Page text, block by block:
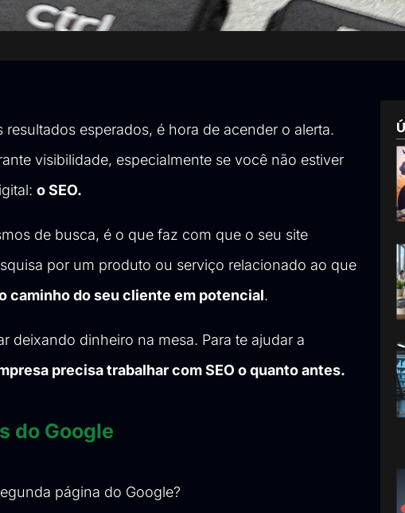
esperados, é hora de acender o alerta.
visibilidade, especialmente se você não estiver
o SEO.
de busca, é o que faz com que o seu site
por um produto ou serviço relacionado ao que
caminho do seu cliente em potencial.
deixando dinheiro na mesa. Para te ajudar a
precisa trabalhar com SEO o quanto antes.
do Google
página do Google?